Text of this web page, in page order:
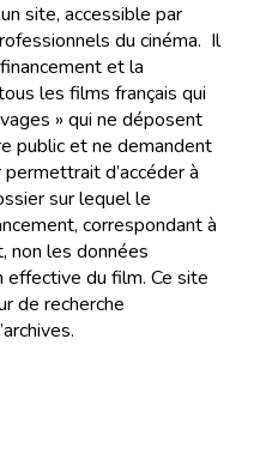
site, accessible par
du cinéma. Il
et la
les films français qui
» qui ne déposent
public et ne demandent
d’accéder à
sur lequel le
correspondant à
non les données
du film. Ce site
de recherche